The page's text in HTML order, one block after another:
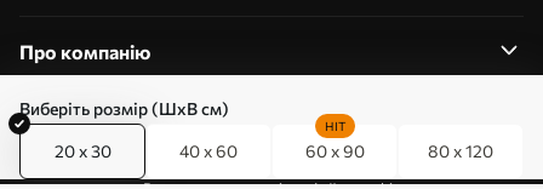
Виберіть розмір (ШхВ см)
20 x 30 40 x 60 60 x 90
HIT
80 x 120
Про компанію
0800357223